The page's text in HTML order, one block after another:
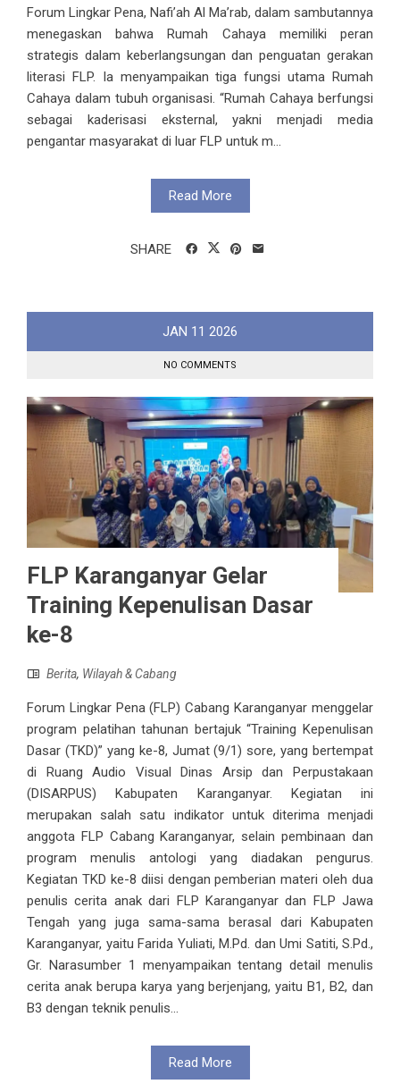
Forum Lingkar Pena, Nafi’ah Al Ma’rab, dalam sambutannya
menegaskan bahwa Rumah Cahaya memiliki peran
strategis dalam keberlangsungan dan penguatan gerakan
literasi FLP. Ia menyampaikan tiga fungsi utama Rumah
Cahaya dalam tubuh organisasi. “Rumah Cahaya berfungsi
sebagai kaderisasi eksternal, yakni menjadi media
pengantar masyarakat di luar FLP untuk m...
Read More
SHARE
JAN 11 2026
NO COMMENTS
FLP Karanganyar Gelar
Training Kepenulisan Dasar
ke-8
Berita, Wilayah & Cabang
Forum Lingkar Pena (FLP) Cabang Karanganyar menggelar
program pelatihan tahunan bertajuk “Training Kepenulisan
Dasar (TKD)” yang ke-8, Jumat (9/1) sore, yang bertempat
di Ruang Audio Visual Dinas Arsip dan Perpustakaan
(DISARPUS) Kabupaten Karanganyar. Kegiatan ini
merupakan salah satu indikator untuk diterima menjadi
anggota FLP Cabang Karanganyar, selain pembinaan dan
program menulis antologi yang diadakan pengurus.
Kegiatan TKD ke-8 diisi dengan pemberian materi oleh dua
penulis cerita anak dari FLP Karanganyar dan FLP Jawa
Tengah yang juga sama-sama berasal dari Kabupaten
Karanganyar, yaitu Farida Yuliati, M.Pd. dan Umi Satiti, S.Pd.,
Gr. Narasumber 1 menyampaikan tentang detail menulis
cerita anak berupa karya yang berjenjang, yaitu B1, B2, dan
B3 dengan teknik penulis...
Read More